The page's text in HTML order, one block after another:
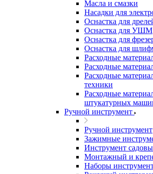
Масла и смазки
Насадки для
Оснастка для
Оснастка для УШМ
Оснастка для
Оснастка для
Расходные
Расходные
Расходные
техники
Расходные
штукатурных
Ручной инструмент
Ручной инструмент
Зажимные
Инструмент
Монтажный и
Наборы